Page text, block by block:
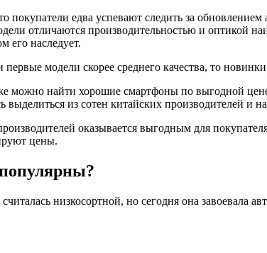
едва успевают следить за
отличаются производительностью и оптикой
его наследует.
модели скорее среднего качества, то
можно найти хорошие смартфоны по выгодной
выделиться из сотен китайских производителей и
оказывается выгодным для
цены.
низкосортной, но сегодня она завоевала